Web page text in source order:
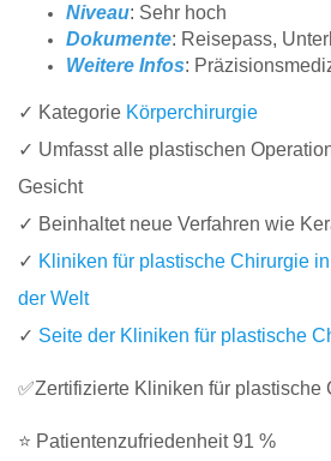
Niveau: Sehr hoch
Dokumente: Reisepass,
Weitere Infos:
✓ Kategorie Körperchirurgie
✓ Umfasst alle plastischen
Gesicht
✓ Beinhaltet neue Verfahren wie
✓ Kliniken für plastische Chirurgie
der Welt
✓ Seite der Kliniken für plastische
✅Zertifizierte Kliniken für plastische
⭐ Patientenzufriedenheit 91 %